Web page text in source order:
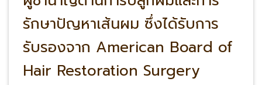
รักษาปัญหาเส้นผม ซึ่งได้รับการ
รับรองจาก American Board of
Hair Restoration Surgery